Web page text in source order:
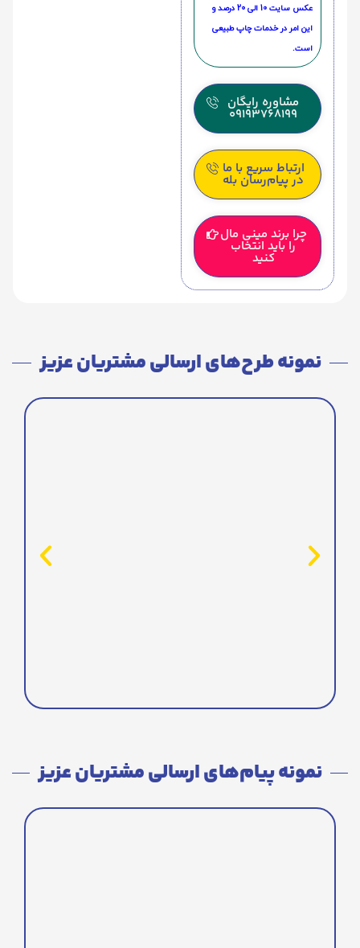
عکس سایت 10 الی 20 درصد و
این امر در خدمات چاپ طبیعی
است.
مشاوره رایگان
09193768199
ارتباط سریع با ما
در پیام‌رسان بله
چرا برند مینی مال
را باید انتخاب
کنید
نمونه طرح‌های ارسالی مشتریان عزیز
نمونه پیام‌های ارسالی مشتریان عزیز